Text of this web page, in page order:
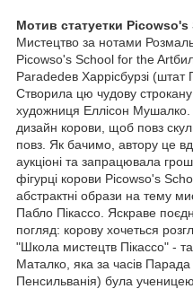
Мотив статуетки
Мистецтво за нотами
Picowso's School for the
Paradedeв Харрісбурзі
Створила цю чудову
художниця Еллісон Мушалко.
дизайн корови, щоб повз
повз. Як бачимо, автору це
аукціоні та запрацювала
фігурці корови Picowso's
абстрактні образи на тему
Пабло Пікассо. Яскраве
погляд: корову хочеться
"Школа мистецтв Пікассо" -
Маталко, яка за часів Парада
Пенсильванія) була